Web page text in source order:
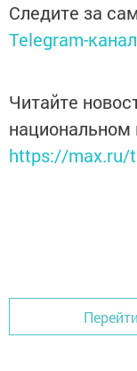
Следите за
Telegram-
Читайте
https://max.ru/